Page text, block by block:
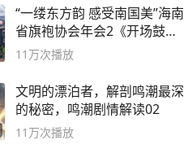
“一缕东方韵 感受南国美”海南
省旗袍协会年会2《开场鼓》
二团
11万次播放
文明的漂泊者，解剖鸣潮最深
的秘密，鸣潮剧情解读02
11万次播放